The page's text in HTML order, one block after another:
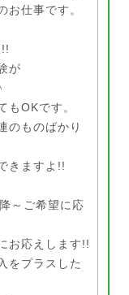
お仕事です。
が
もOKです。
のものばかり
きますよ!!
～ご希望に応
お応えします!!
をプラスした